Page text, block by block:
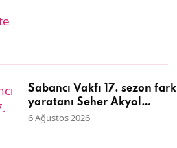
Sabancı Vakfı 17. sezon fark
yaratanı Seher Akyol
DEFAKOK Derneği ile kıyı
6 Ağustos 2026